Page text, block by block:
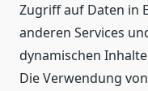
Zugriff auf Daten in
anderen Services
dynamischen
Die Verwendung